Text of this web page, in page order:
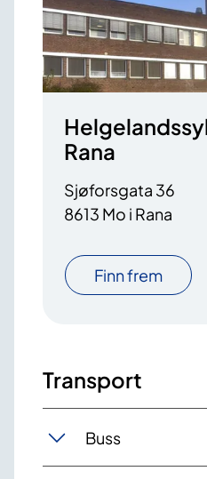
Rana
Sjøforsgata 36
8613 Mo i Rana
Finn frem
Transport
Buss